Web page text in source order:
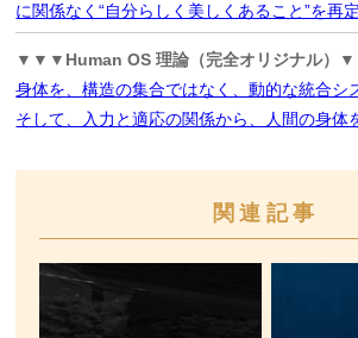
に関係なく“自分らしく美しくあること”を再
▼▼▼Human OS 理論（完全オリジナル）
身体を、構造の集合ではなく、動的な統合シ
そして、入力と適応の関係から、人間の身体
関連記事